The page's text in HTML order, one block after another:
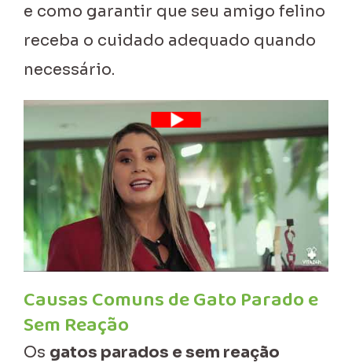
e como garantir que seu amigo felino
receba o cuidado adequado quando
necessário.
Causas Comuns de Gato Parado e
Sem Reação
Os gatos parados e sem reação